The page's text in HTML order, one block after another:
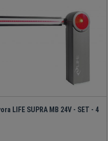
LIFE SUPRA MB 24V - SET - 4